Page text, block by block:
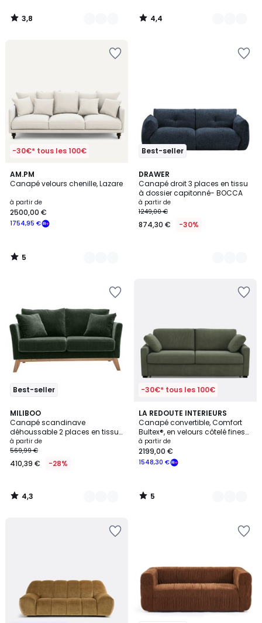
3,8
/
4,4
/
-30€* tous les 100€
AM.PM
Canapé velours chenille, Lazare
à partir de
1754,95 €
2500,00 €
5
/
8
Couleurs
5
/
Best-seller
DRAWER
Canapé droit 3 places en tissu
à dossier capitonné- BOCCA
à partir de
1249,00 €
874,30 € -30%
5
Couleurs
Best-seller
MILIBOO
Canapé scandinave
déhoussable 2 places en tissu
chenille terre brûlée et bois clair
OSLO
à partir de
569,99 €
410,39 € -28%
4,3
/ 5
8
Couleurs
4,3
/
-30€* tous les 100€
LA REDOUTE INTERIEURS
Canapé convertible, Comfort
Bultex®, en velours côtelé fines
côtes, TIMOR
à partir de
1548,30 €
2199,00 €
5
/
5
5
Couleurs
5
/